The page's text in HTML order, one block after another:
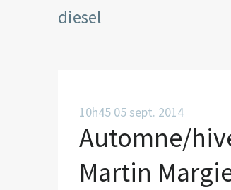
diesel
10h45 05 sept. 2014
Automne/
Martin